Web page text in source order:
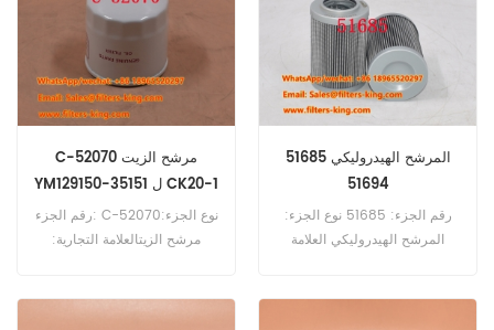
C-52070 مرشح الزيت
YM129150-35151 ل CK20-1
رقم الجزء: C-52070نوع الجزء:
مرشح الزيتالعلامة التجارية:
Cross مرجع YM129150-35151
51685 المرشح الهيدروليكي
51694
رقم الجزء: 51685 نوع الجزء:
المرشح الهيدروليكي العلامة